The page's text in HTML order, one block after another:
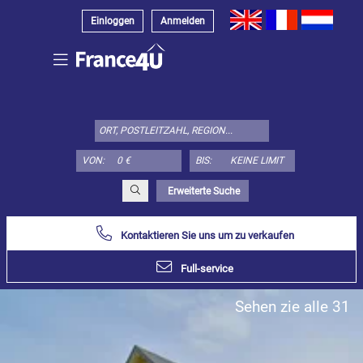
Einloggen Anmelden
VON: BIS:
Erweiterte Suche
Immobilienstyp
Kontaktieren Sie uns um zu verkaufen
Full-service
Sehen zie alle 31